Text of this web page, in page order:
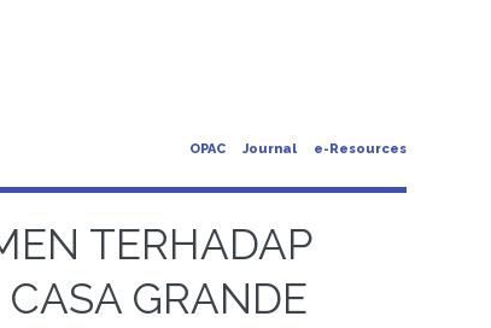
OPAC Journal e-Resources
TERHADAP
GRANDE